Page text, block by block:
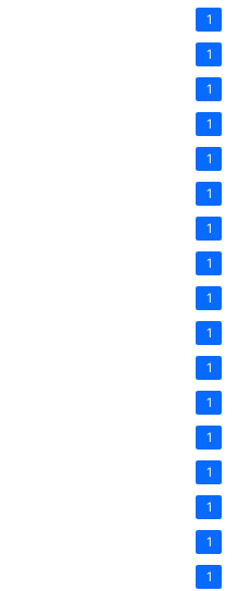
1
1
1
1
1
1
1
1
1
1
1
1
1
1
1
1
1